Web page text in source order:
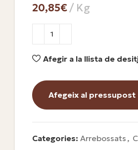
€
Afegir a la llista de
Afegeix al pressupost
Categories: Arrebossats ,